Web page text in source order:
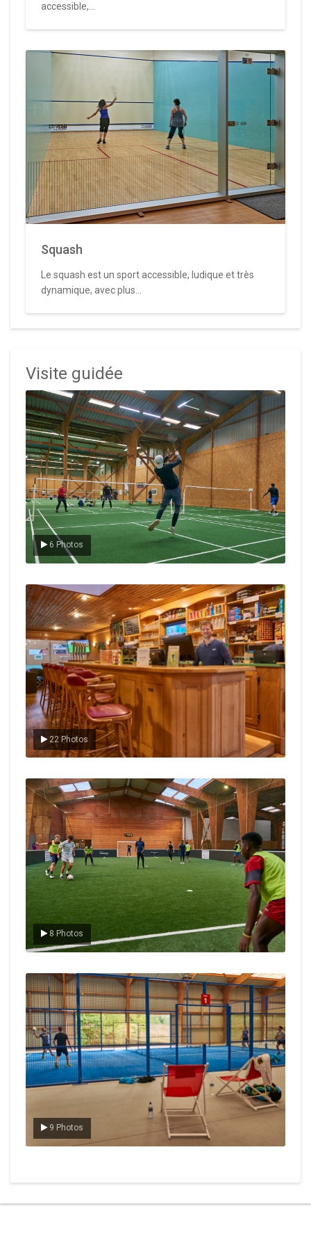
accessible,...
Squash
Le squash est un sport accessible, ludique et très
dynamique, avec plus...
Visite guidée
6 Photos
Le badminton
22 Photos
Le Club
8 Photos
Le foot en salle
9 Photos
Le padel